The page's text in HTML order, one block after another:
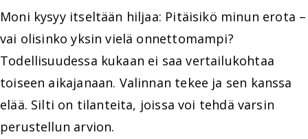
Moni kysyy itseltään hiljaa: Pitäisikö minun erota –
vai olisinko yksin vielä onnettomampi?
Todellisuudessa kukaan ei saa vertailukohtaa
toiseen aikajanaan. Valinnan tekee ja sen kanssa
elää. Silti on tilanteita, joissa voi tehdä varsin
perustellun arvion.